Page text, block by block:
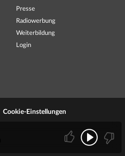
Presse
Radiowerbung
Weiterbildung
Login
Cookie-Einstellungen